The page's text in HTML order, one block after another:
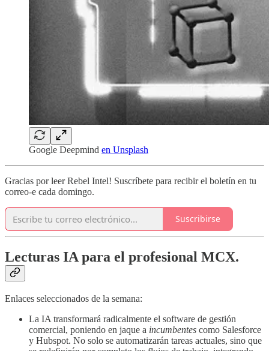
Google Deepmind en Unsplash
Gracias por leer Rebel Intel! Suscríbete para recibir el boletín en tu
correo-e cada domingo.
Suscribirse
Lecturas IA para el profesional MCX.
Enlaces seleccionados de la semana:
La IA transformará radicalmente el software de gestión
comercial, poniendo en jaque a incumbentes como Salesforce
y Hubspot. No solo se automatizarán tareas actuales, sino que